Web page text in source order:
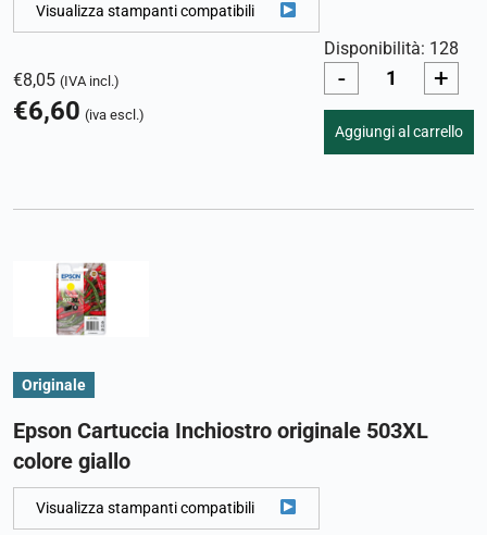
Visualizza stampanti compatibili
€8,05 (IVA incl.)
€6,60 (iva escl.)
Disponibilità: 128
- +
Aggiungi al carrello
Originale
Epson Cartuccia Inchiostro originale 503XL
colore giallo
Visualizza stampanti compatibili